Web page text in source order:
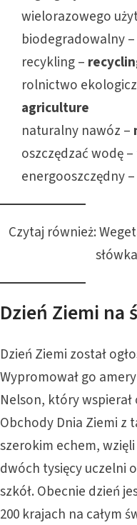
wielorazowego
biodegradowalny –
recykling –
rolnictwo
agriculture
naturalny nawóz –
oszczędzać wodę –
energooszczędny –
Czytaj również:
Dzień Ziemi na
Dzień Ziemi został
Wypromował go
Nelson, który
Obchody Dnia Ziemi z
szerokim echem,
dwóch tysięcy uczelni
szkół. Obecnie dzień
200 krajach na całym